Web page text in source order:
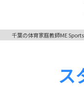
千葉の体育家庭教師ME
ス